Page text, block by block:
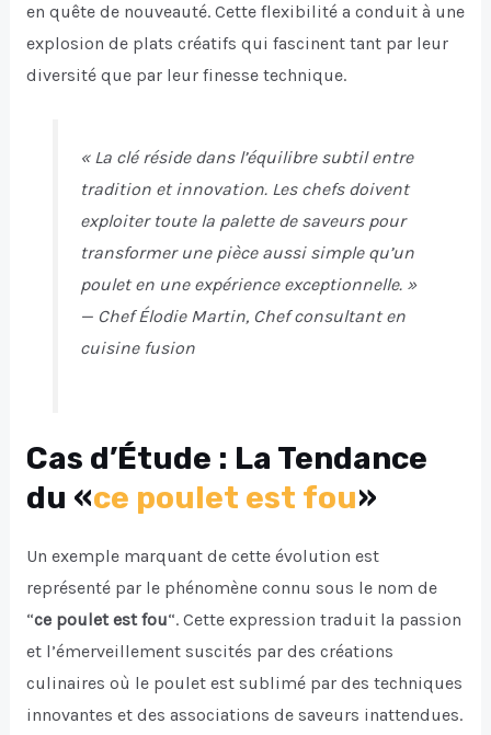
en quête de nouveauté. Cette flexibilité a conduit à une
explosion de plats créatifs qui fascinent tant par leur
diversité que par leur finesse technique.
« La clé réside dans l’équilibre subtil entre
tradition et innovation. Les chefs doivent
exploiter toute la palette de saveurs pour
transformer une pièce aussi simple qu’un
poulet en une expérience exceptionnelle. »
— Chef Élodie Martin, Chef consultant en
cuisine fusion
Cas d’Étude : La Tendance
du «ce poulet est fou»
Un exemple marquant de cette évolution est
représenté par le phénomène connu sous le nom de
“ce poulet est fou“. Cette expression traduit la passion
et l’émerveillement suscités par des créations
culinaires où le poulet est sublimé par des techniques
innovantes et des associations de saveurs inattendues.